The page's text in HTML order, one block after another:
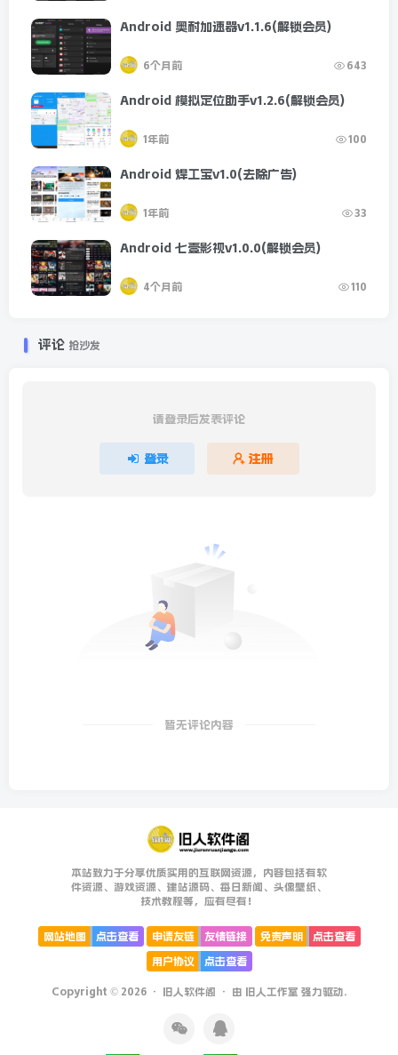
Android 奥耐加速器v1.1.6(解锁会员)
6个月前 643
Android 模拟定位助手v1.2.6(解锁会员)
1年前 100
Android 焊工宝v1.0(去除广告)
1年前 33
Android 七壹影视v1.0.0(解锁会员)
4个月前 110
评论 抢沙发
请登录后发表评论
登录 注册
暂无评论内容
本站致力于分享优质实用的互联网资源，内容包括有软
件资源、游戏资源、建站源码、每日新闻、头像壁纸、
技术教程等，应有尽有！
网站地图 点击查看 申请友链 友情链接 免责声明
点击查看
用户协议
点击查看
Copyright © 2026 · 旧人软件阁 · 由 旧人工作室 强力驱动.